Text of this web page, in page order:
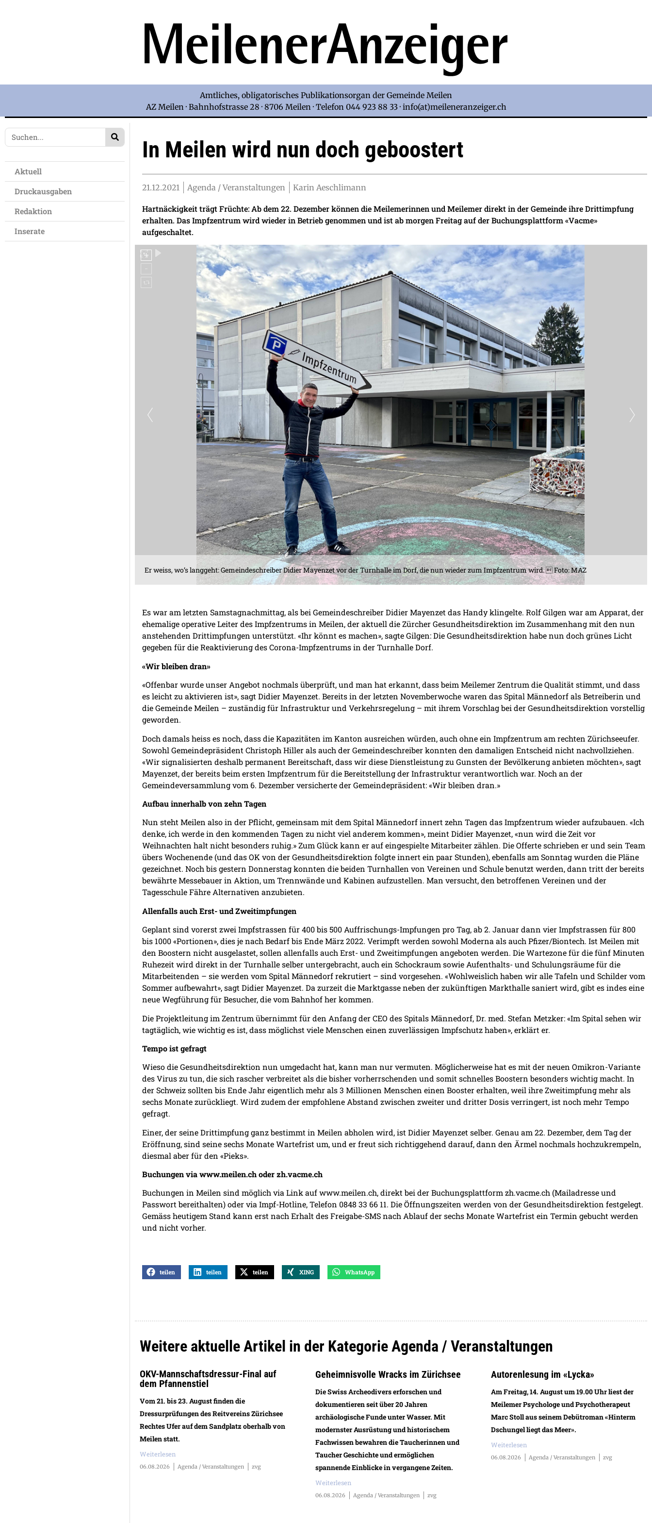
Amtliches, obligatorisches Publikationsorgan der Gemeinde Meilen
AZ Meilen · Bahnhofstrasse 28 · 8706 Meilen · Telefon 044 923 88 33 · info(at)meileneranzeiger.ch
Aktuell
Druckausgaben
Redaktion
Inserate
In Meilen wird nun doch geboostert
21.12.2021 Agenda / Veranstaltungen Karin Aeschlimann
Hartnäckigkeit trägt Früchte: Ab dem 22. Dezember können die Meilemerinnen und Meilemer direkt in der Gemeinde ihre Drittimpfung
erhalten. Das Impfzentrum wird wieder in Betrieb genommen und ist ab morgen Freitag auf der Buchungsplattform «Vacme»
aufgeschaltet.
Er weiss, wo’s langgeht: Gemeindeschreiber Didier Mayenzet vor der Turnhalle im Dorf, die nun wieder zum Impfzentrum wird.  Foto: MAZ
Es war am letzten Samstagnachmittag, als bei Gemeindeschreiber Didier Mayenzet das Handy klingelte. Rolf Gilgen war am Apparat, der
ehemalige operative Leiter des Impfzentrums in Meilen, der aktuell die Zürcher Gesundheitsdirektion im Zusammenhang mit den nun
anstehenden Drittimpfungen unterstützt. «Ihr könnt es machen», sagte Gilgen: Die Gesundheitsdirektion habe nun doch grünes Licht
gegeben für die Reaktivierung des Corona-Impfzentrums in der Turnhalle Dorf.
«Wir bleiben dran»
«Offenbar wurde unser Angebot nochmals überprüft, und man hat erkannt, dass beim Meilemer Zentrum die Qualität stimmt, und dass
es leicht zu aktivieren ist», sagt Didier Mayenzet. Bereits in der letzten Novemberwoche waren das Spital Männedorf als Betreiberin und
die Gemeinde Meilen – zuständig für Infrastruktur und Verkehrsregelung – mit ihrem Vorschlag bei der Gesundheitsdirektion vorstellig
geworden.
Doch damals heiss es noch, dass die Kapazitäten im Kanton ausreichen würden, auch ohne ein Impfzentrum am rechten Zürichseeufer.
Sowohl Gemeindepräsident Christoph Hiller als auch der Gemeindeschreiber konnten den damaligen Entscheid nicht nachvollziehen.
«Wir signalisierten deshalb permanent Bereitschaft, dass wir diese Dienstleistung zu Gunsten der Bevölkerung anbieten möchten», sagt
Mayenzet, der bereits beim ersten Impfzentrum für die Bereitstellung der Infrastruktur verantwortlich war. Noch an der
Gemeindeversammlung vom 6. Dezember versicherte der Gemeindepräsident: «Wir bleiben dran.»
Aufbau innerhalb von zehn Tagen
Nun steht Meilen also in der Pflicht, gemeinsam mit dem Spital Männedorf innert zehn Tagen das Impfzentrum wieder aufzubauen. «Ich
denke, ich werde in den kommenden Tagen zu nicht viel anderem kommen», meint Didier Mayenzet, «nun wird die Zeit vor
Weihnachten halt nicht besonders ruhig.» Zum Glück kann er auf eingespielte Mitarbeiter zählen. Die Offerte schrieben er und sein Team
übers Wochenende (und das OK von der Gesundheitsdirektion folgte innert ein paar Stunden), ebenfalls am Sonntag wurden die Pläne
gezeichnet. Noch bis gestern Donnerstag konnten die beiden Turnhallen von Vereinen und Schule benutzt werden, dann tritt der bereits
bewährte Messebauer in Aktion, um Trennwände und Kabinen aufzustellen. Man versucht, den betroffenen Vereinen und der
Tagesschule Fähre Alternativen anzubieten.
Allenfalls auch Erst- und Zweitimpfungen
Geplant sind vorerst zwei Impfstrassen für 400 bis 500 Auffrischungs-Impfungen pro Tag, ab 2. Januar dann vier Impfstrassen für 800
bis 1000 «Portionen», dies je nach Bedarf bis Ende März 2022. Verimpft werden sowohl Moderna als auch Pfizer/Biontech. Ist Meilen mit
den Boostern nicht ausgelastet, sollen allenfalls auch Erst- und Zweitimpfungen angeboten werden. Die Wartezone für die fünf Minuten
Ruhezeit wird direkt in der Turnhalle selber untergebracht, auch ein Schockraum sowie Aufenthalts- und Schulungsräume für die
Mitarbeitenden – sie werden vom Spital Männedorf rekrutiert – sind vorgesehen. «Wohlweislich haben wir alle Tafeln und Schilder vom
Sommer aufbewahrt», sagt Didier Mayenzet. Da zurzeit die Marktgasse neben der zukünftigen Markthalle saniert wird, gibt es indes eine
neue Wegführung für Besucher, die vom Bahnhof her kommen.
Die Projektleitung im Zentrum übernimmt für den Anfang der CEO des Spitals Männedorf, Dr. med. Stefan Metzker: «Im Spital sehen wir
tagtäglich, wie wichtig es ist, dass möglichst viele Menschen einen zuverlässigen Impfschutz haben», erklärt er.
Tempo ist gefragt
Wieso die Gesundheitsdirektion nun umgedacht hat, kann man nur vermuten. Möglicherweise hat es mit der neuen Omikron-Variante
des Virus zu tun, die sich rascher verbreitet als die bisher vorherrschenden und somit schnelles Boostern besonders wichtig macht. In
der Schweiz sollten bis Ende Jahr eigentlich mehr als 3 Millionen Menschen einen Booster erhalten, weil ihre Zweitimpfung mehr als
sechs Monate zurückliegt. Wird zudem der empfohlene Abstand zwischen zweiter und dritter Dosis verringert, ist noch mehr Tempo
gefragt.
Einer, der seine Drittimpfung ganz bestimmt in Meilen abholen wird, ist Didier Mayenzet selber. Genau am 22. Dezember, dem Tag der
Eröffnung, sind seine sechs Monate Wartefrist um, und er freut sich richtiggehend darauf, dann den Ärmel nochmals hochzukrempeln,
diesmal aber für den «Pieks».
Buchungen via www.meilen.ch oder zh.vacme.ch
Buchungen in Meilen sind möglich via Link aufwww.meilen.ch, direkt bei der Buchungsplattformzh.vacme.ch(Mailadresse und
Passwort bereithalten) oder via Impf-Hotline, Telefon 0848 33 66 11. Die Öffnungszeiten werden von der Gesundheitsdirektion festgelegt.
Gemäss heutigem Stand kann erst nach Erhalt des Freigabe-SMS nach Ablauf der sechs Monate Wartefrist ein Termin gebucht werden
und nicht vorher.
teilen teilen teilen XING WhatsApp
Weitere aktuelle Artikel in der Kategorie Agenda / Veranstaltungen
OKV-Mannschaftsdressur-Final auf
dem Pfannenstiel
Vom 21. bis 23. August finden die
Dressurprüfungen des Reitvereins Zürichsee
Rechtes Ufer auf dem Sandplatz oberhalb von
Meilen statt.
Weiterlesen
06.08.2026 Agenda / Veranstaltungen zvg
Geheimnisvolle Wracks im Zürichsee
Die Swiss Archeodivers erforschen und
dokumentieren seit über 20 Jahren
archäologische Funde unter Wasser. Mit
modernster Ausrüstung und historischem
Fachwissen bewahren die Taucherinnen und
Taucher Geschichte und ermöglichen
spannende Einblicke in vergangene Zeiten.
Weiterlesen
06.08.2026 Agenda / Veranstaltungen zvg
Autorenlesung im «Lycka»
Am Freitag, 14. August um 19.00 Uhr liest der
Meilemer Psychologe und Psychotherapeut
Marc Stoll aus seinem Debütroman «Hinterm
Dschungel liegt das Meer».
Weiterlesen
06.08.2026 Agenda / Veranstaltungen zvg